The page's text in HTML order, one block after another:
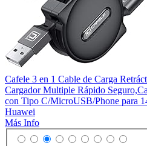
Cafele 3 en 1 Cable de Carga
Cargador Multiple Rápido
con Tipo C/MicroUSB/Phone para
Huawei
Más Info